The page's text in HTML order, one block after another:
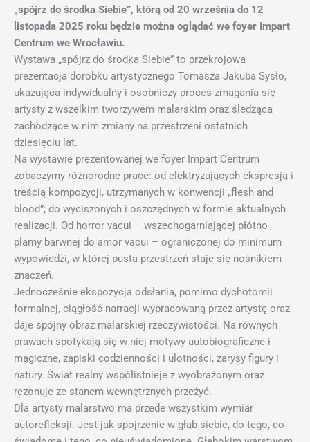
„spójrz do środka Siebie”, którą od 20 września do 12
listopada 2025 roku będzie można oglądać we foyer Impart
Centrum we Wrocławiu.
Wystawa „spójrz do środka Siebie” to przekrojowa
prezentacja dorobku artystycznego Tomasza Jakuba Sysło,
ukazująca indywidualny i osobniczy proces zmagania się
artysty z wszelkim tworzywem malarskim oraz śledząca
zachodzące w nim zmiany na przestrzeni ostatnich
dziesięciu lat.
Na wystawie prezentowanej we foyer Impart Centrum
zobaczymy różnorodne prace: od elektryzujących ekspresją i
treścią kompozycji, utrzymanych w konwencji „flesh and
blood”; do wyciszonych i oszczędnych w formie aktualnych
realizacji. Od horror vacui – wszechogarniającej płótno
plamy barwnej do amor vacui – ograniczonej do minimum
wypowiedzi, w której pusta przestrzeń staje się nośnikiem
znaczeń.
Jednocześnie ekspozycja odsłania, pomimo dychotomii
formalnej, ciągłość narracji wypracowaną przez artystę oraz
daje spójny obraz malarskiej rzeczywistości. Na równych
prawach spotykają się w niej motywy autobiograficzne i
magiczne, zapiski codzienności i ulotności, zarysy figury i
natury. Świat realny współistnieje z wyobrażonym oraz
rezonuje ze stanem wewnętrznych przeżyć.
Dla artysty malarstwo ma przede wszystkim wymiar
autorefleksji. Jest jak spojrzenie w głąb siebie, do tego, co